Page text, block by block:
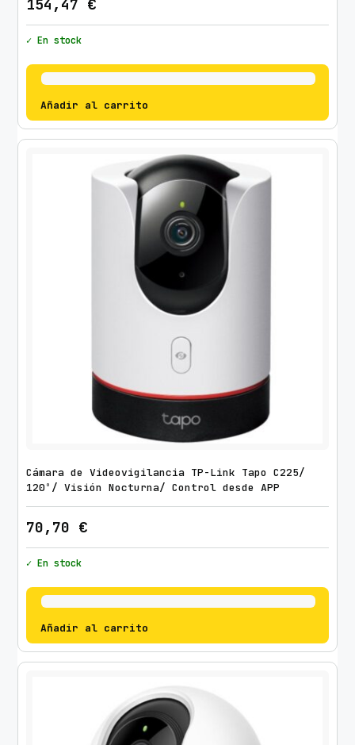
154,47 €
✓ En stock
Añadir al carrito
Cámara de Videovigilancia TP-Link Tapo C225/
120º/ Visión Nocturna/ Control desde APP
70,70 €
✓ En stock
Añadir al carrito